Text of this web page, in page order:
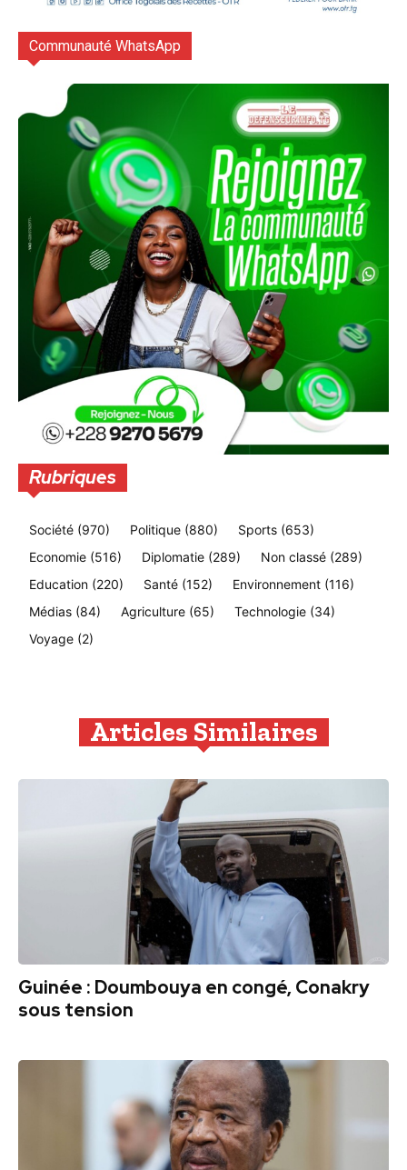
Communauté WhatsApp
Rubriques
Société (970) Politique (880) Sports (653)
Economie (516) Diplomatie (289) Non classé (289)
Education (220) Santé (152) Environnement (116)
Médias (84) Agriculture (65) Technologie (34)
Voyage (2)
Articles Similaires
Guinée : Doumbouya en congé, Conakry
sous tension